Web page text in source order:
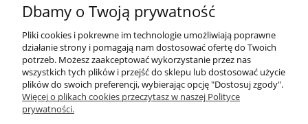
« 1 2 »
Dbamy o Twoją prywatność
Pliki cookies i pokrewne im technologie umożliwiają poprawne
działanie strony i pomagają nam dostosować ofertę do Twoich
potrzeb. Możesz zaakceptować wykorzystanie przez nas
wszystkich tych plików i przejść do sklepu lub dostosować użycie
plików do swoich preferencji, wybierając opcję "Dostosuj zgody".
Więcej o plikach cookies przeczytasz w naszej Polityce
prywatności.